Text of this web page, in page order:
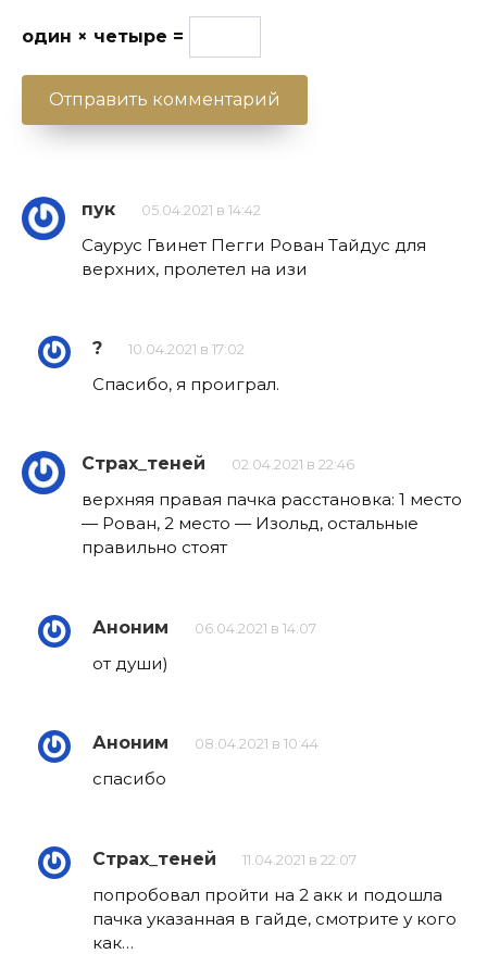
один × четыре =
пук 05.04.2021 в 14:42
Саурус Гвинет Пегги Рован Тайдус для
верхних, пролетел на изи
? 10.04.2021 в 17:02
Спасибо, я проиграл.
Страх_теней 02.04.2021 в 22:46
верхняя правая пачка расстановка: 1 место
— Рован, 2 место — Изольд, остальные
правильно стоят
Аноним 06.04.2021 в 14:07
от души)
Аноним 08.04.2021 в 10:44
спасибо
Страх_теней 11.04.2021 в 22:07
попробовал пройти на 2 акк и подошла
пачка указанная в гайде, смотрите у кого
как…